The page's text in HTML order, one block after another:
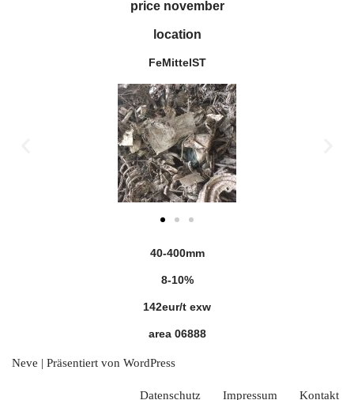
price november
location
FeMittelST
40-400mm
8-10%
142eur/t exw
area 06888
Neve | Präsentiert von WordPress
Datenschutz Impressum Kontakt